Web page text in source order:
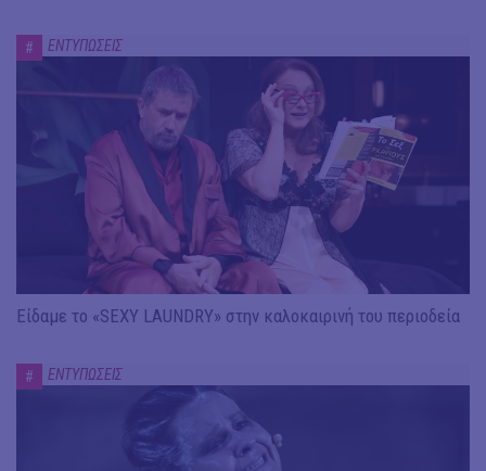
# ΕΝΤΥΠΩΣΕΙΣ
Είδαμε το «SEXY LAUNDRY» στην καλοκαιρινή του περιοδεία
# ΕΝΤΥΠΩΣΕΙΣ